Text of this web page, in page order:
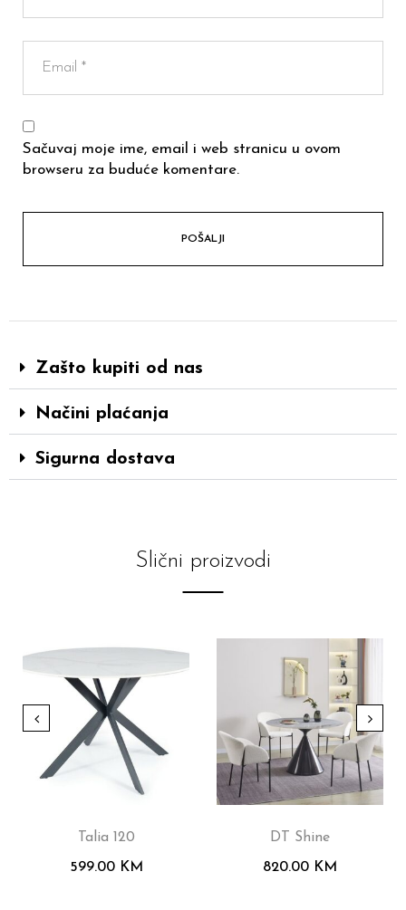
Sačuvaj moje ime, email i web stranicu u ovom
browseru za buduće komentare.
Zašto kupiti od nas
Načini plaćanja
Sigurna dostava
Slični proizvodi
Talia 120
599.00 KM
DT Shine
820.00 KM